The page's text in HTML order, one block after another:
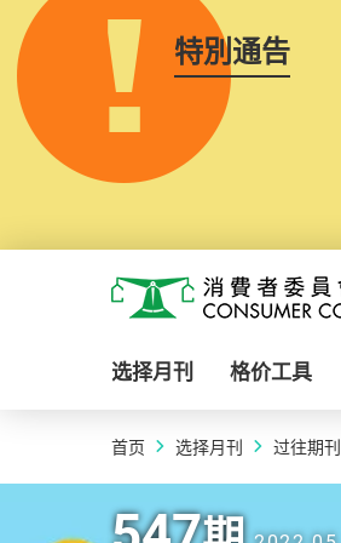
特別通告
消费者委员会
选择月刊 格价工具
首页 选择月刊 过往期刊
2022.05 | 547期